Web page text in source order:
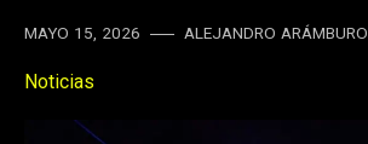
MAYO 15, 2026 ALEJANDRO ARÁMBURO
Noticias